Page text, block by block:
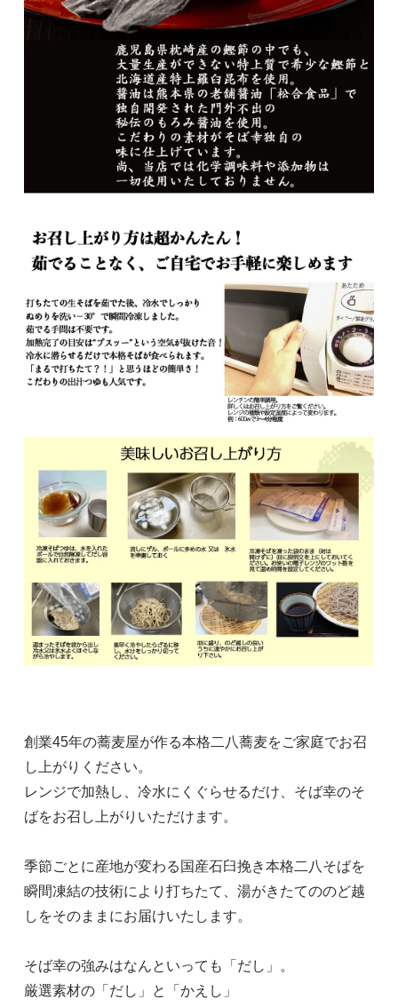
創業45年の蕎麦屋が作る本格二八蕎麦をご家庭でお召
し上がりください。
レンジで加熱し、冷水にくぐらせるだけ、そば幸のそ
ばをお召し上がりいただけます。
季節ごとに産地が変わる国産石臼挽き本格二八そばを
瞬間凍結の技術により打ちたて、湯がきたてののど越
しをそのままにお届けいたします。
そば幸の強みはなんといっても「だし」。
厳選素材の「だし」と「かえし」